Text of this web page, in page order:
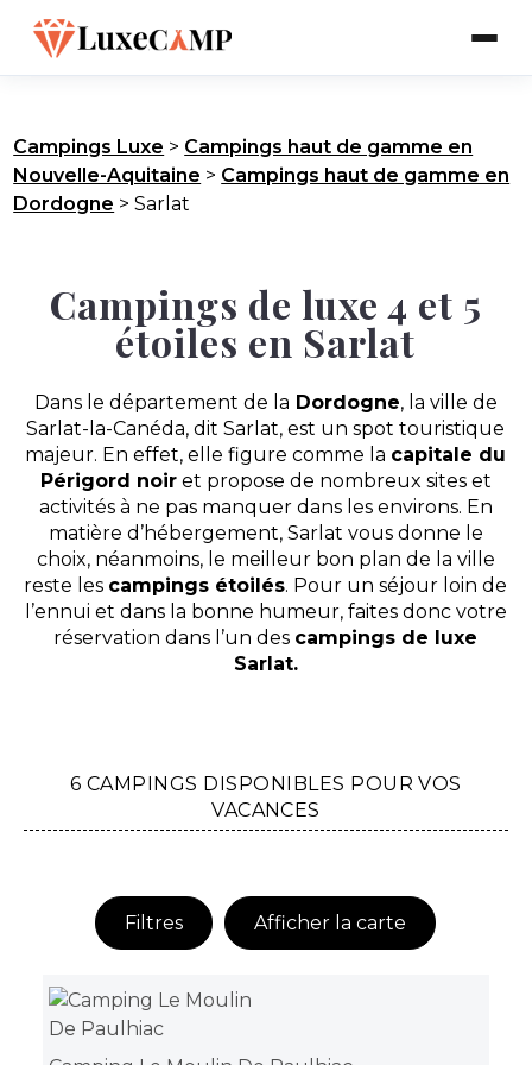
Campings Luxe > Campings haut de gamme en
Nouvelle-Aquitaine > Campings haut de gamme en
Dordogne >Sarlat
Campings de luxe 4 et 5
étoiles en Sarlat
Dans le département de la Dordogne, la ville de
Sarlat-la-Canéda, dit Sarlat, est un spot touristique
majeur. En effet, elle figure comme la capitale du
Périgord noiret propose de nombreux sites et
activités à ne pas manquer dans les environs. En
matière d’hébergement, Sarlat vous donne le
choix, néanmoins, le meilleur bon plan de la ville
reste les campings étoilés. Pour un séjour loin de
l’ennui et dans la bonne humeur, faites donc votre
réservation dans l’un des campings de luxe
Sarlat.
6 CAMPINGS DISPONIBLES POUR VOS
VACANCES
Filtres Afficher la carte